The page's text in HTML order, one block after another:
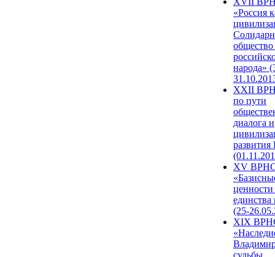
«Россия
народа»
XXII
по пути
диалога и
развития
XV
единства
(25-
XIX
судьбы